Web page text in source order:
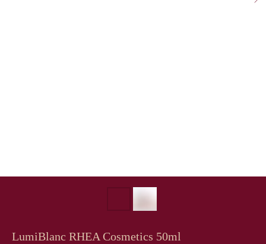
LumiBlanc RHEA Cosmetics 50ml